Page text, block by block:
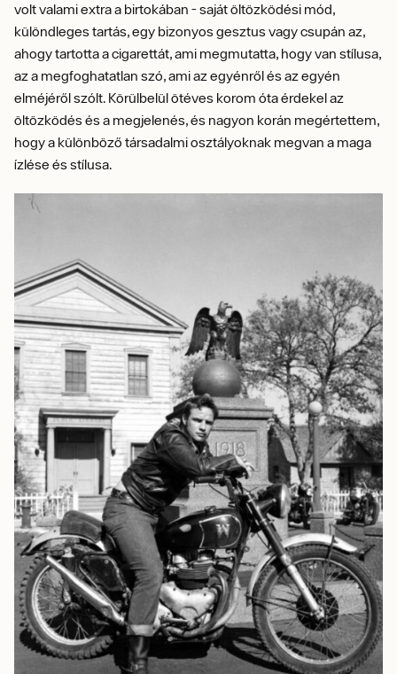
volt valami extra a birtokában - saját öltözködési mód,
különdleges tartás, egy bizonyos gesztus vagy csupán az,
ahogy tartotta a cigarettát, ami megmutatta, hogy van stílusa,
az a megfoghatatlan szó, ami az egyénről és az egyén
elméjéről szólt. Körülbelül ötéves korom óta érdekel az
öltözködés és a megjelenés, és nagyon korán megértettem,
hogy a különböző társadalmi osztályoknak megvan a maga
ízlése és stílusa.